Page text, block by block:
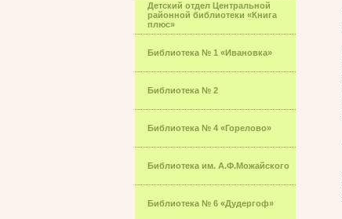
Детский отдел Центральной
районной библиотеки «Книга
плюс»
Библиотека № 1 «Ивановка»
Библиотека № 2
Библиотека № 4 «Горелово»
Библиотека им. А.Ф.Можайского
Библиотека № 6 «Дудергоф»